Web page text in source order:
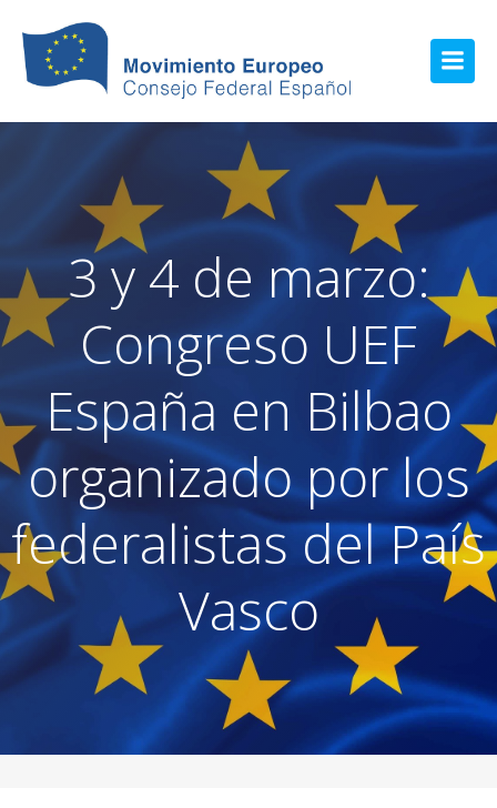
3 y 4 de marzo:
Congreso UEF
España en Bilbao
organizado por los
federalistas del País
Vasco